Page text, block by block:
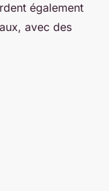
également
avec des